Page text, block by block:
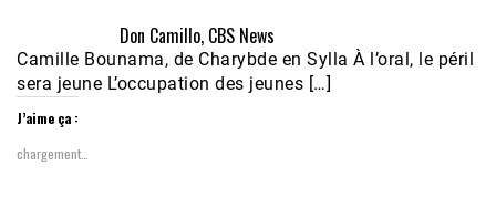
Don Camillo, CBS News
Camille Bounama, de Charybde en Sylla À l’oral, le péril
sera jeune L’occupation des jeunes […]
J’aime ça :
chargement…